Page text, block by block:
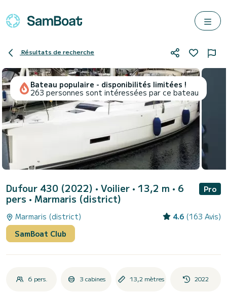
Résultats de recherche
Bateau populaire - disponibilités limitées !
263 personnes sont intéressées par ce bateau
Dufour 430 (2022) • Voilier • 13,2 m • 6
pers • Marmaris (district)
Pro
Marmaris (district) 4.6 (163 Avis)
SamBoat Club
6 pers. 3 cabines 13,2 mètres 2022